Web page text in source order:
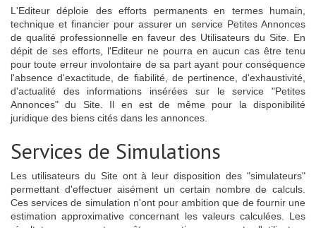
L'Editeur déploie des efforts permanents en termes humain,
technique et financier pour assurer un service Petites Annonces
de qualité professionnelle en faveur des Utilisateurs du Site. En
dépit de ses efforts, l'Editeur ne pourra en aucun cas être tenu
pour toute erreur involontaire de sa part ayant pour conséquence
l'absence d'exactitude, de fiabilité, de pertinence, d'exhaustivité,
d'actualité des informations insérées sur le service "Petites
Annonces" du Site. Il en est de même pour la disponibilité
juridique des biens cités dans les annonces.
Services de Simulations
Les utilisateurs du Site ont à leur disposition des "simulateurs"
permettant d'effectuer aisément un certain nombre de calculs.
Ces services de simulation n'ont pour ambition que de fournir une
estimation approximative concernant les valeurs calculées. Les